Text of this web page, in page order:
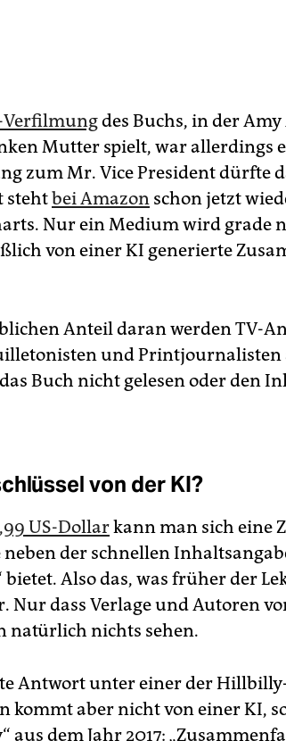
des Buchs, in der
Mutter spielt, war allerdings
zum Mr. Vice President dürfte
stehtbei Amazon schon jetzt
Nur ein Medium wird grade
von einer KI generierte
Anteil daran werden TV-
und Printjournalisten
Buch nicht gelesen oder den
von der KI?
US-Dollarkann man sich eine
der schnellen
bietet. Also das, was früher der
Nur dass Verlage und Autoren
natürlich nichts sehen.
Antwort unter einer der
kommt aber nicht von einer KI,
aus dem Jahr 2017: